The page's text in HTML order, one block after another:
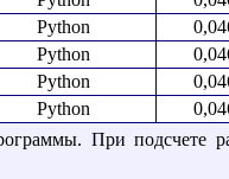
Python
Python
Python
Python
При подсчете